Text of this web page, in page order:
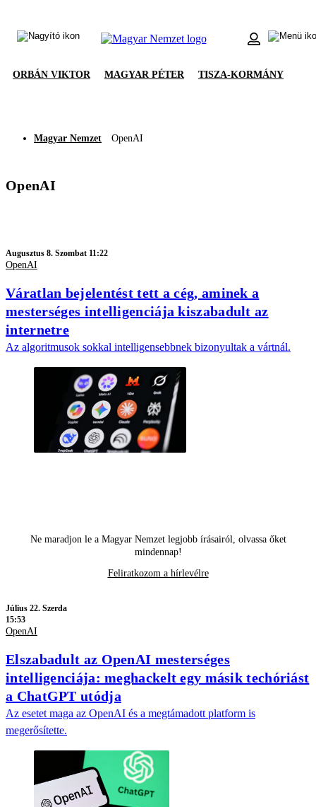
ORBÁN VIKTOR MAGYAR PÉTER TISZA-KORMÁNY
Magyar Nemzet OpenAI
OpenAI
Augusztus 8. Szombat 11:22
OpenAI
Váratlan bejelentést tett a cég, aminek a
mesterséges intelligenciája kiszabadult az
internetre
Az algoritmusok sokkal intelligensebbnek bizonyultak a vártnál.
Ne maradjon le a Magyar Nemzet legjobb írásairól, olvassa őket
mindennap!
Feliratkozom a hírlevélre
Július 22. Szerda
15:53
OpenAI
Elszabadult az OpenAI mesterséges
intelligenciája: meghackelt egy másik techóriást
a ChatGPT utódja
Az esetet maga az OpenAI és a megtámadott platform is
megerősítette.